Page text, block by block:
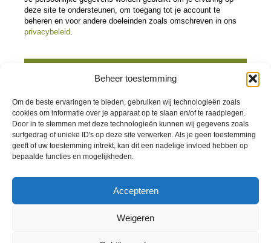
Beheer toestemming
Om de beste ervaringen te bieden, gebruiken wij technologieën zoals
cookies om informatie over je apparaat op te slaan en/of te raadplegen.
Door in te stemmen met deze technologieën kunnen wij gegevens zoals
surfgedrag of unieke ID's op deze site verwerken. Als je geen toestemming
geeft of uw toestemming intrekt, kan dit een nadelige invloed hebben op
bepaalde functies en mogelijkheden.
Accepteren
Weigeren
deze site te ondersteunen, om toegang tot je account te
beheren en voor andere doeleinden zoals omschreven in ons
privacybeleid.
REGISTREREN